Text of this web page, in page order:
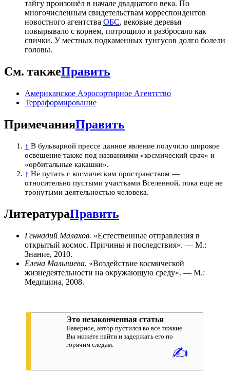
тайгу произошёл в начале двадцатого века. По
многочисленным свидетельствам корреспондентов
новостного агентства ОБС, вековые деревья
повырывало с корнем, потрощило и разбросало как
спички. У местных подкаменных тунгусов долго болели
головы.
См. такжеПравить
Американское Аэросортирное Агентство
Терраформирование
ПримечанияПравить
↑ В бульварной прессе данное явление получило широкое
освещение также под названиями «космический срач» и
«орбитальные какашки».
↑ Не путать с космическим пространством —
относительно пустыми участками Вселенной, пока ещё не
тронутыми деятельностью человека.
ЛитератураПравить
Геннадий Малахов. «Естественные отправления в
открытый космос. Причины и последствия». — М.:
Знание, 2010.
Елена Малышева. «Воздействие космической
жизнедеятельности на окружающую среду». — М.:
Медицина, 2008.
Это незаконченная статья
Наверное, автор пустился во все тяжкие.
Вы можете найти и задержать его по
горячим следам.
✍